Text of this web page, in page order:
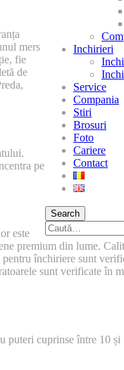
Inchirieri
Service
Compania
Stiri
Brosuri
Foto
Cariere
Contact
Search
mers
fie
de
pe
este
premium din lume.
închiriere sunt
sunt verificate în
cuprinse între 10